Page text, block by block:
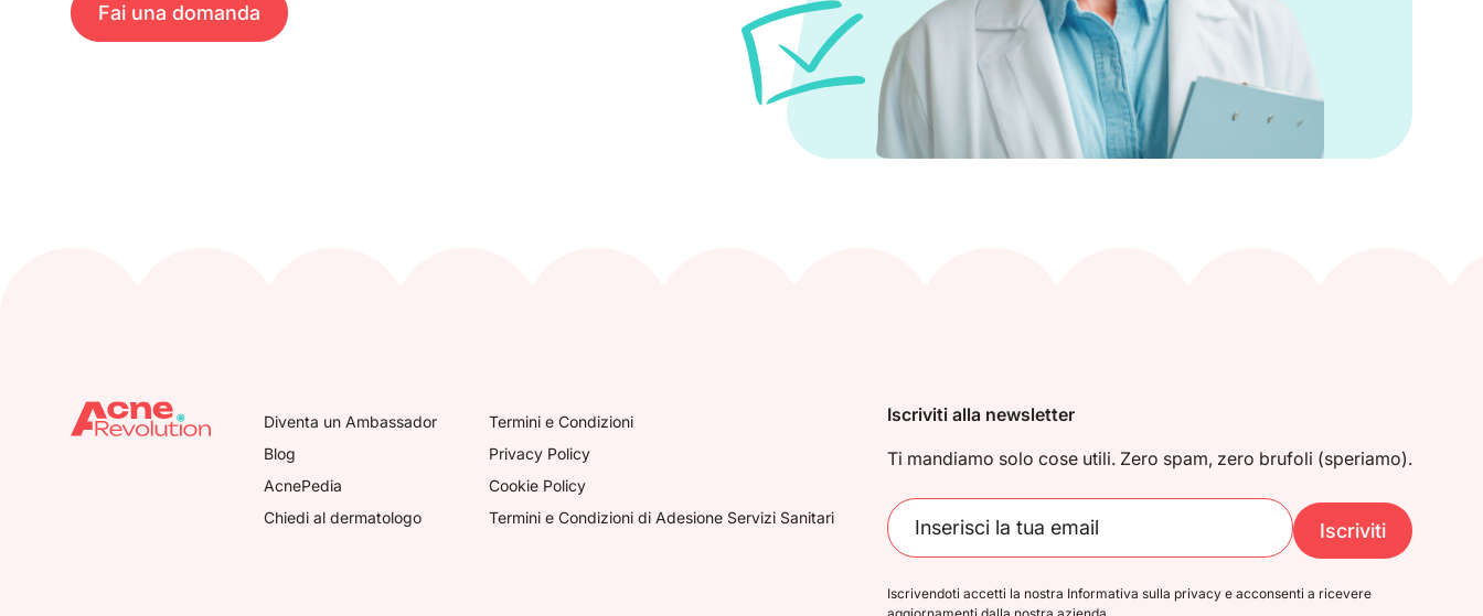
Fai una domanda
Diventa un Ambassador
Blog
AcnePedia
Chiedi al dermatologo
Termini e Condizioni
Privacy Policy
Cookie Policy
Termini e Condizioni di Adesione Servizi Sanitari
Iscriviti alla newsletter
Ti mandiamo solo cose utili. Zero spam, zero brufoli (speriamo).
Iscriviti
Iscrivendoti accetti la nostra Informativa sulla privacy e acconsenti a ricevere